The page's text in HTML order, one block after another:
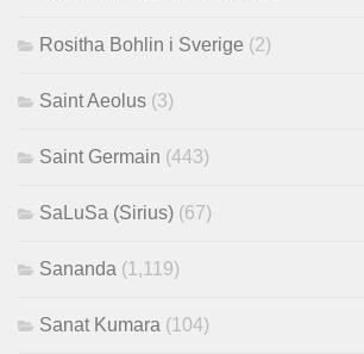
Rositha Bohlin i Sverige (2)
Saint Aeolus (3)
Saint Germain (443)
SaLuSa (Sirius) (67)
Sananda (1,119)
Sanat Kumara (104)